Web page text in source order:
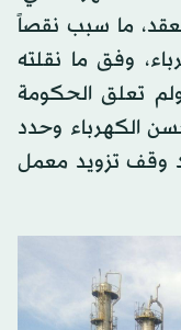
ما سبب نقصاً
وفق ما نقلته
تعلق الحكومة
الكهرباء وحدد
وقف تزويد معمل